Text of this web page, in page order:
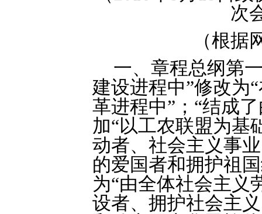
次
（根据
一、章程总纲第
建设进程中”修改为
革进程中”；“结成
加“以工农联盟为基
动者、社会主义事
的爱国者和拥护祖
为“由全体社会主义
设者、拥护社会主